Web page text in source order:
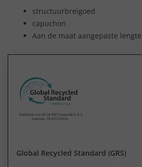
structuurbreigoed
capuchon
Aan de maat aangepaste
Global Recycled Standard (GRS)